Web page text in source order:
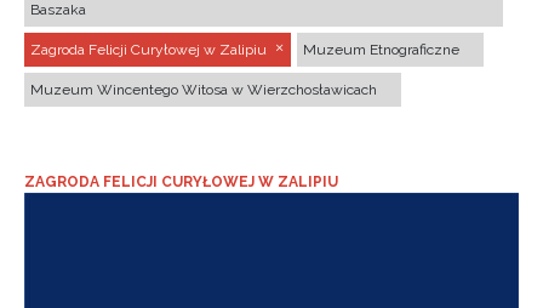
Baszaka
Zagroda Felicji Curyłowej w Zalipiu Muzeum Etnograficzne
Muzeum Wincentego Witosa w Wierzchosławicach
ZAGRODA FELICJI CURYŁOWEJ W ZALIPIU